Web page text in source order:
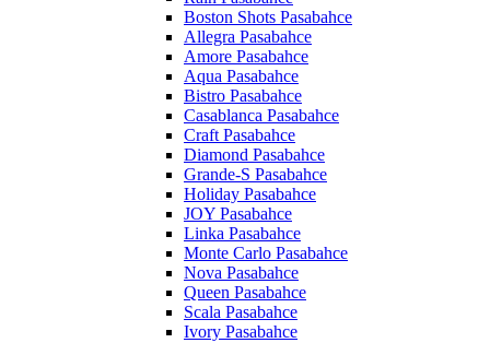
Boston Shots Pasabahce
Allegra Pasabahce
Amore Pasabahce
Aqua Pasabahce
Bistro Pasabahce
Casablanca Pasabahce
Craft Pasabahce
Diamond Pasabahce
Grande-S Pasabahce
Holiday Pasabahce
JOY Pasabahce
Linka Pasabahce
Monte Carlo Pasabahce
Nova Pasabahce
Queen Pasabahce
Scala Pasabahce
Ivory Pasabahce